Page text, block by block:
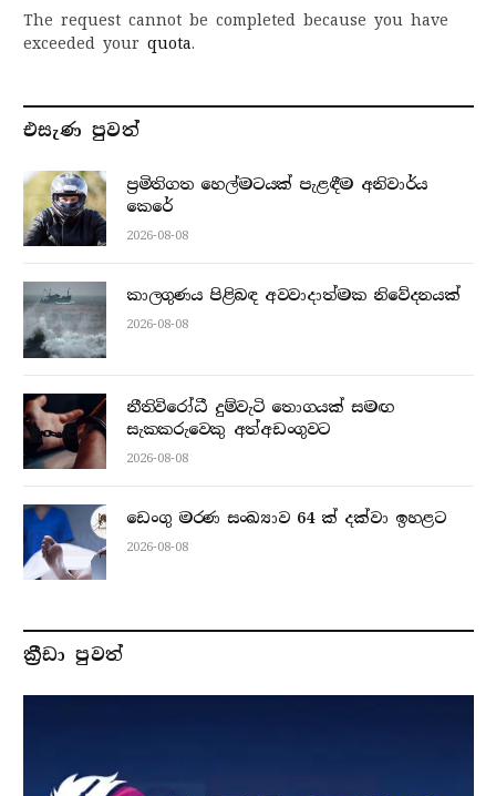
The request cannot be completed because you have
exceeded your quota.
එසැණ පුව​ත්
ප්‍රමිතිගත හෙල්මටයක් පැළඳීම අනිවාර්ය
කෙරේ
2026-08-08
කාලගුණය පිළිබඳ අවවාදාත්මක නිවේදනයක්
2026-08-08
නීතිවිරෝධී දුම්වැටි තොගයක් සමඟ
සැකකරුවෙකු අත්අඩංගුවට
2026-08-08
ඩෙංගු මරණ සංඛ්‍යාව 64 ක් දක්වා ඉහළට
2026-08-08
ක්‍රීඩා පුවත්